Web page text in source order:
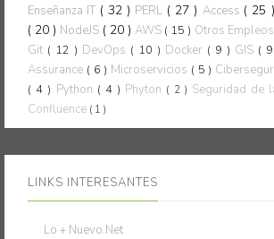
Enseñanza IT ( 32 ) PERL ( 27 ) Access ( 25 )
( 20 ) NodeJS ( 20 )AWS ( 15 ) Otros
Git ( 12 ) DevOps ( 10 ) Docker ( 9 ) GIS (
Assurance ( 6 ) Microservicios ( 5 )
( 4 ) Python ( 4 ) Phyton ( 2 ) Seguridad de
Confluence ( 1 )
LINKS INTERESANTES
Lo + Nuevo.Net